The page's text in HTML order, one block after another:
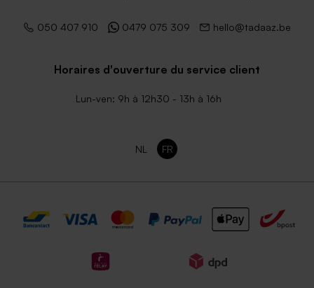
050 407 910 0479 075 309 hello@tadaaz.be
Horaires d'ouverture du service client
Lun-ven: 9h à 12h30 - 13h à 16h
NL FR